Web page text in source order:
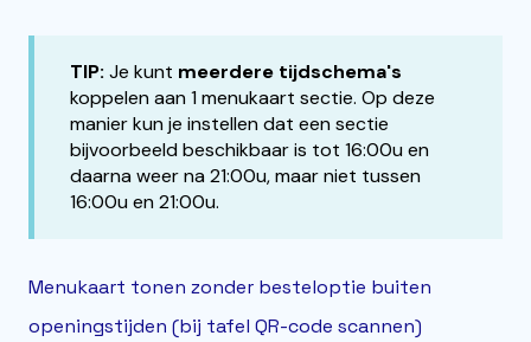
TIP: Je kunt meerdere tijdschema's
koppelen aan 1 menukaart sectie. Op deze
manier kun je instellen dat een sectie
bijvoorbeeld beschikbaar is tot 16:00u en
daarna weer na 21:00u, maar niet tussen
16:00u en 21:00u.
Menukaart tonen zonder besteloptie buiten
openingstijden (bij tafel QR-code scannen)